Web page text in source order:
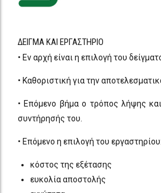
ΔΕΙΓΜΑ ΚΑΙ ΕΡΓΑΣΤΗΡΙΟ
• Εν αρχή είναι η επιλογή του
• Καθοριστική για την
• Επόμενο βήμα ο τρόπος λήψης
συντήρησής του.
• Επόμενο η επιλογή του εργαστηρίου:
κόστος της εξέτασης
ευκολία αποστολής